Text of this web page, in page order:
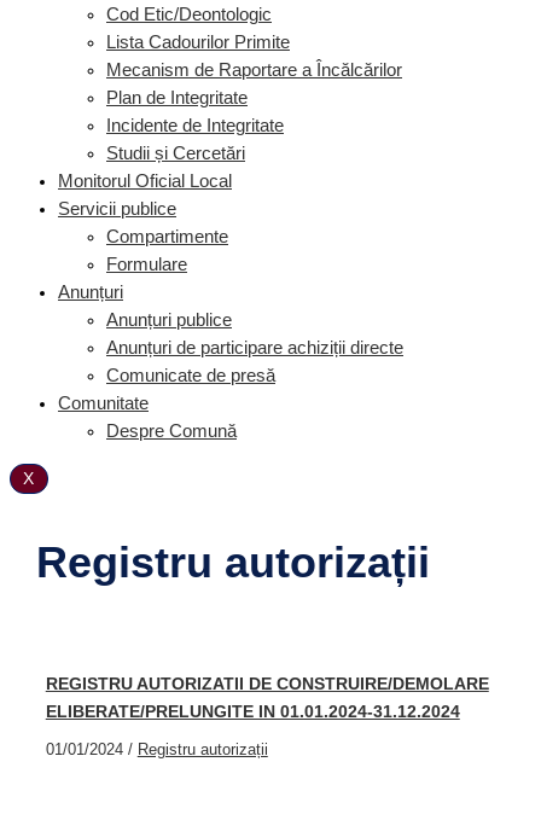
Cod Etic/Deontologic
Lista Cadourilor Primite
Mecanism de Raportare a Încălcărilor
Plan de Integritate
Incidente de Integritate
Studii și Cercetări
Monitorul Oficial Local
Servicii publice
Compartimente
Formulare
Anunțuri
Anunțuri publice
Anunțuri de participare achiziții directe
Comunicate de presă
Comunitate
Despre Comună
X
Registru autorizații
REGISTRU AUTORIZATII DE CONSTRUIRE/DEMOLARE
ELIBERATE/PRELUNGITE IN 01.01.2024-31.12.2024
01/01/2024 / Registru autorizații